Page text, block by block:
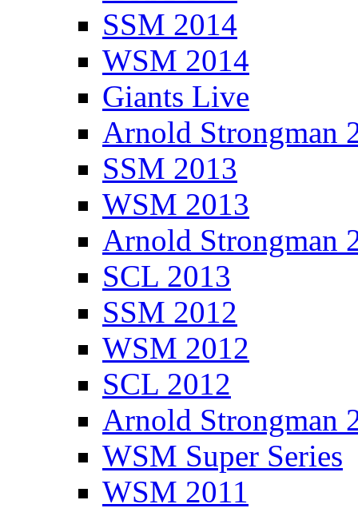
SSM 2014
WSM 2014
Giants Live
Arnold Strongman
SSM 2013
WSM 2013
Arnold Strongman
SCL 2013
SSM 2012
WSM 2012
SCL 2012
Arnold Strongman
WSM Super Series
WSM 2011